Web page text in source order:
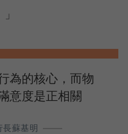
蘇基明
為的核心，而物
意度是正相關